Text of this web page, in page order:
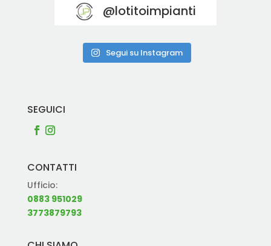
@lotitoimpianti
Segui su Instagram
SEGUICI
CONTATTI
Ufficio:
0883 951029
3773879793